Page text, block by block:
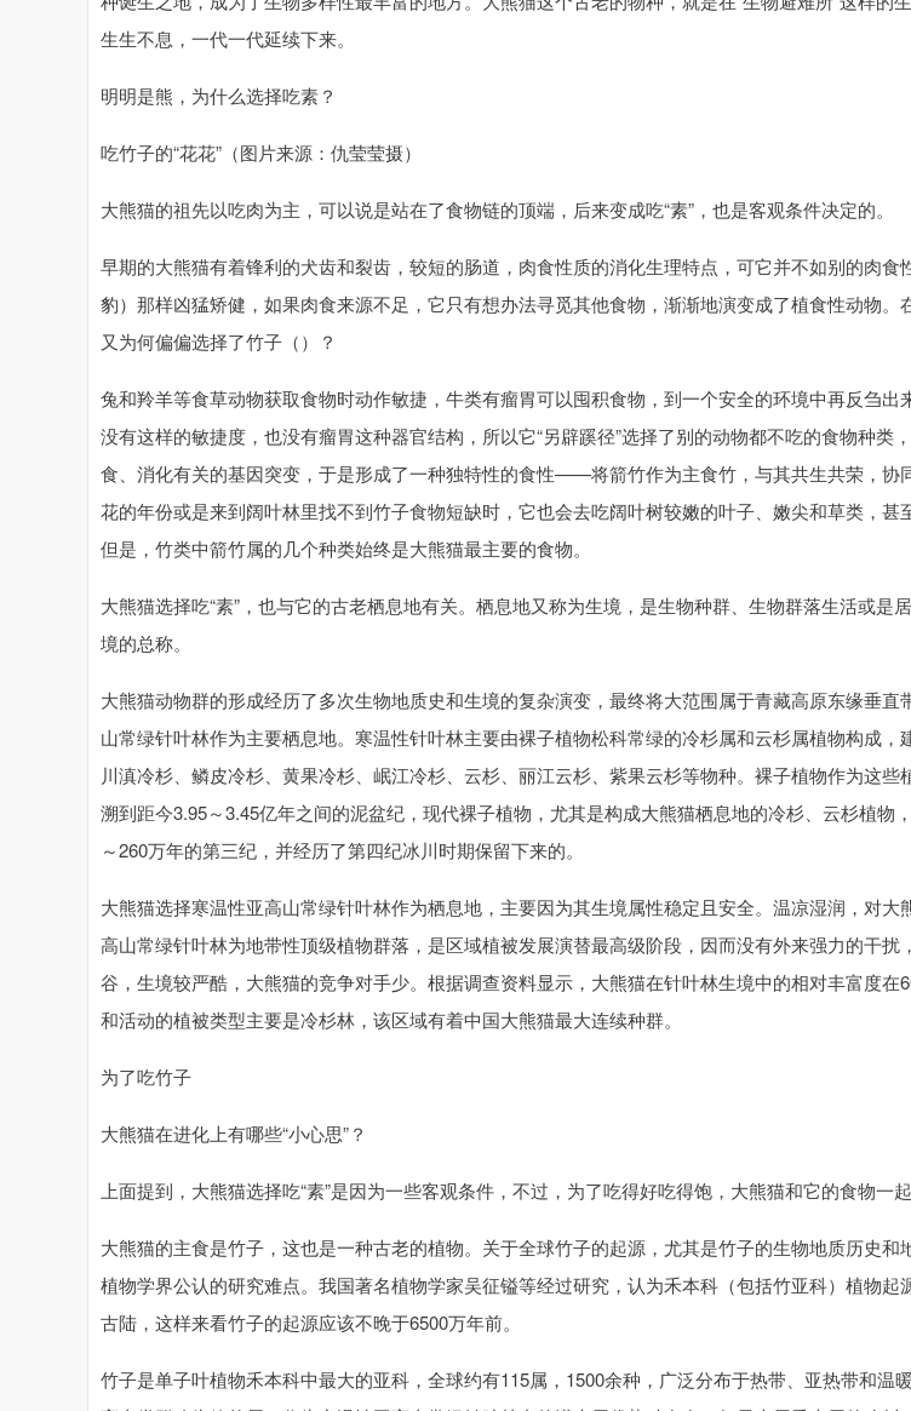
生生不息，一代一代延续下来。
明明是熊，为什么选择吃素？
吃竹子的“花花”（图片来源：仇莹莹摄）
大熊猫的祖先以吃肉为主，可以说是站在了食物链的顶端，后来变成吃“素”，也是客观条件决定的。
早期的大熊猫有着锋利的犬齿和裂齿，较短的肠道，肉食性质的消化生理特点，可它并不如别的肉食
豹）那样凶猛矫健，如果肉食来源不足，它只有想办法寻觅其他食物，渐渐地演变成了植食性动物。
又为何偏偏选择了竹子（）？
兔和羚羊等食草动物获取食物时动作敏捷，牛类有瘤胃可以囤积食物，到一个安全的环境中再反刍出
没有这样的敏捷度，也没有瘤胃这种器官结构，所以它“另辟蹊径”选择了别的动物都不吃的食物种类
食、消化有关的基因突变，于是形成了一种独特性的食性——将箭竹作为主食竹，与其共生共荣，协
花的年份或是来到阔叶林里找不到竹子食物短缺时，它也会去吃阔叶树较嫩的叶子、嫩尖和草类，甚
但是，竹类中箭竹属的几个种类始终是大熊猫最主要的食物。
大熊猫选择吃“素”，也与它的古老栖息地有关。栖息地又称为生境，是生物种群、生物群落生活或是
境的总称。
大熊猫动物群的形成经历了多次生物地质史和生境的复杂演变，最终将大范围属于青藏高原东缘垂直
山常绿针叶林作为主要栖息地。寒温性针叶林主要由裸子植物松科常绿的冷杉属和云杉属植物构成，
川滇冷杉、鳞皮冷杉、黄果冷杉、岷江冷杉、云杉、丽江云杉、紫果云杉等物种。裸子植物作为这些
溯到距今3.95～3.45亿年之间的泥盆纪，现代裸子植物，尤其是构成大熊猫栖息地的冷杉、云杉植物
～260万年的第三纪，并经历了第四纪冰川时期保留下来的。
大熊猫选择寒温性亚高山常绿针叶林作为栖息地，主要因为其生境属性稳定且安全。温凉湿润，对大
高山常绿针叶林为地带性顶级植物群落，是区域植被发展演替最高级阶段，因而没有外来强力的干扰
谷，生境较严酷，大熊猫的竞争对手少。根据调查资料显示，大熊猫在针叶林生境中的相对丰富度在
和活动的植被类型主要是冷杉林，该区域有着中国大熊猫最大连续种群。
为了吃竹子
大熊猫在进化上有哪些“小心思”？
上面提到，大熊猫选择吃“素”是因为一些客观条件，不过，为了吃得好吃得饱，大熊猫和它的食物一
大熊猫的主食是竹子，这也是一种古老的植物。关于全球竹子的起源，尤其是竹子的生物地质历史和
植物学界公认的研究难点。我国著名植物学家吴征镒等经过研究，认为禾本科（包括竹亚科）植物起
古陆，这样来看竹子的起源应该不晚于6500万年前。
竹子是单子叶植物禾本科中最大的亚科，全球约有115属，1500余种，广泛分布于热带、亚热带和温